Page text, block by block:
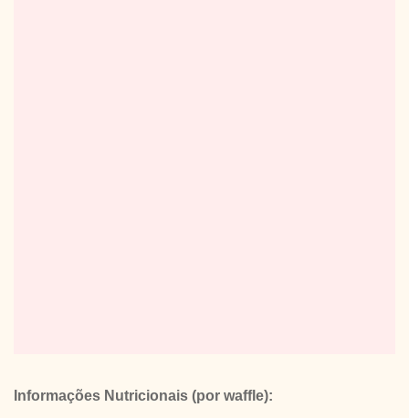
Informações Nutricionais (por waffle):